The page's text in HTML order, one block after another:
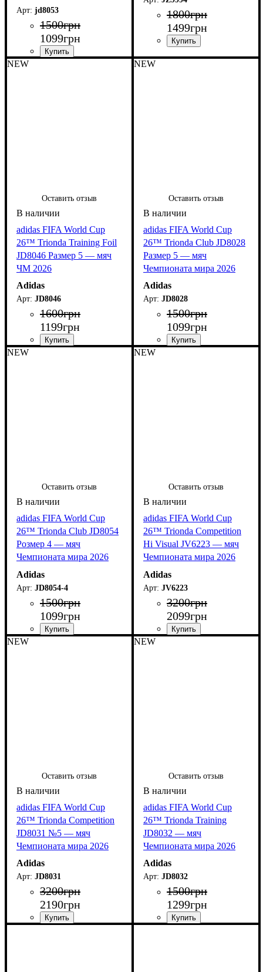
jd8053
1500грн
1099грн
1800грн
1499грн
NEW
Оставить отзыв
adidas FIFA World Cup
26™ Trionda Training Foil
JD8046 Размер 5 — мяч
ЧМ 2026
Adidas
JD8046
1600грн
1199грн
NEW
Оставить отзыв
adidas FIFA World Cup
26™ Trionda Club JD8028
Размер 5 — мяч
Чемпионата мира 2026
Adidas
JD8028
1500грн
1099грн
NEW
Оставить отзыв
adidas FIFA World Cup
26™ Trionda Club JD8054
Розмер 4 — мяч
Чемпионата мира 2026
Adidas
JD8054-4
1500грн
1099грн
NEW
Оставить отзыв
adidas FIFA World Cup
26™ Trionda Competition
Hi Visual JV6223 — мяч
Чемпионата мира 2026
Adidas
JV6223
3200грн
2099грн
NEW
Оставить отзыв
adidas FIFA World Cup
26™ Trionda Competition
JD8031 №5 — мяч
Чемпионата мира 2026
Adidas
JD8031
3200грн
2190грн
NEW
Оставить отзыв
adidas FIFA World Cup
26™ Trionda Training
JD8032 — мяч
Чемпионата мира 2026
Adidas
JD8032
1500грн
1299грн